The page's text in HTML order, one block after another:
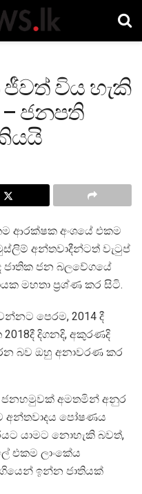
විය හැකි
ජනපති
ආරක්ෂක අංශයේ එකම
අන්තවාදීන්ටත් වැටුප්
ජන බලවේගයේ
මහතා ප්‍රශ්ණ කර සිටි.
පෙරම, 2014 දී
2018දී දිගනදි, අකුරණදි
බව ඔහු අනාවරණ කර
ජනහමුවක් අමතමින් අනුර
අන්තවාදය පෝෂණය
යාමට නොහැකි බවත්,
එකම ලාංකේය
ඉන්න ජාතියක්